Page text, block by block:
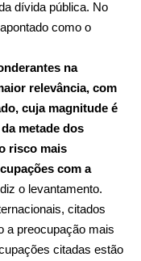
dívida pública. No
como o
na
relevância, com
cuja magnitude é
metade dos
risco mais
com a
diz o levantamento.
citados
a preocupação mais
citadas estão